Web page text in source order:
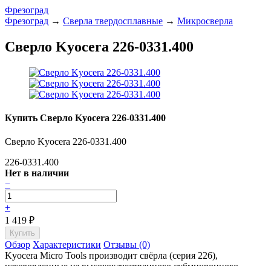
Фрезоград
Фрезоград → Сверла твердосплавные → Микросверла
Сверло Kyocera 226-0331.400
Купить Сверло Kyocera 226-0331.400
Сверло Kyocera 226-0331.400
226-0331.400
Нет в наличии
−
+
1 419 ₽
Обзор Характеристики Отзывы (0)
Kyocera Micro Tools производит свёрла (серия 226),